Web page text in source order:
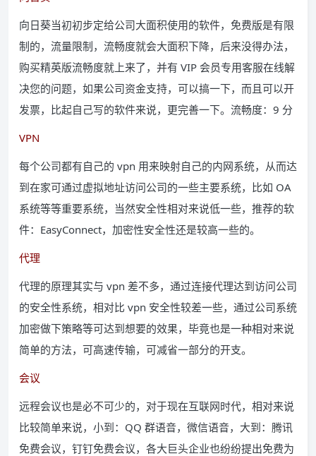
向日葵当初初步定给公司大面积使用的软件，免费版是有限
制的，流量限制，流畅度就会大面积下降，后来没得办法，
购买精英版流畅度就上来了，并有 VIP 会员专用客服在线解
决您的问题，如果公司资金支持，可以搞一下，而且可以开
发票，比起自己写的软件来说，更完善一下。流畅度：9 分
VPN
每个公司都有自己的 vpn 用来映射自己的内网系统，从而达
到在家可通过虚拟地址访问公司的一些主要系统，比如 OA
系统等等重要系统，当然安全性相对来说低一些，推荐的软
件：EasyConnect，加密性安全性还是较高一些的。
代理
代理的原理其实与 vpn 差不多，通过连接代理达到访问公司
的安全性系统，相对比 vpn 安全性较差一些，通过公司系统
加密做下策略等可达到想要的效果，毕竟也是一种相对来说
简单的方法，可高速传输，可减省一部分的开支。
会议
远程会议也是必不可少的，对于现在互联网时代，相对来说
比较简单来说，小到：QQ 群语音，微信语音，大到：腾讯
免费会议，钉钉免费会议，各大巨头企业也纷纷提出免费为